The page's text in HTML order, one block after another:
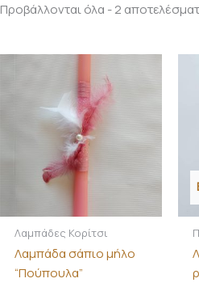
Προβάλλονται όλα - 2
Λαμπάδες Κορίτσι
Λαμπάδα σάπιο μήλο
“Πούπουλα”